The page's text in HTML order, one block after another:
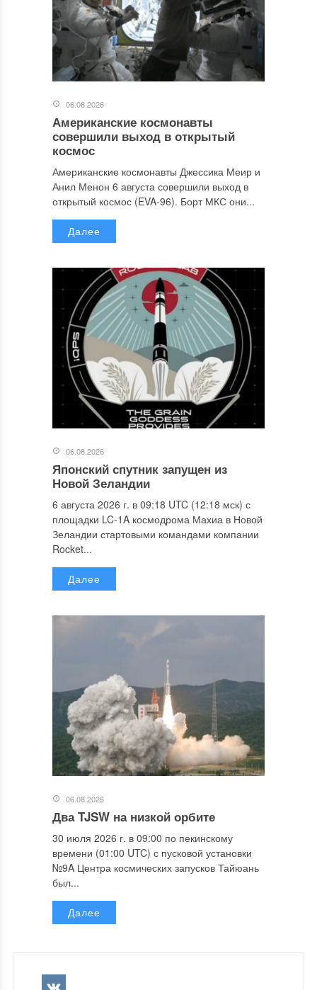
06.08.2026
Американские космонавты
совершили выход в открытый
космос
Американские космонавты Джессика Меир и
Анил Менон 6 августа совершили выход в
открытый космос (EVA-96). Борт МКС они...
Далее
06.08.2026
Японский спутник запущен из
Новой Зеландии
6 августа 2026 г. в 09:18 UTC (12:18 мск) с
площадки LC-1A космодрома Махиа в Новой
Зеландии стартовыми командами компании
Rocket...
Далее
06.08.2026
Два TJSW на низкой орбите
30 июля 2026 г. в 09:00 по пекинскому
времени (01:00 UTC) с пусковой установки
№9A Центра космических запусков Тайюань
был...
Далее